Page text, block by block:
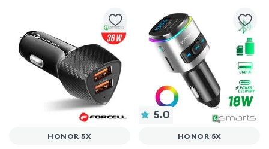
HONOR 5X
5.0
HONOR 5X